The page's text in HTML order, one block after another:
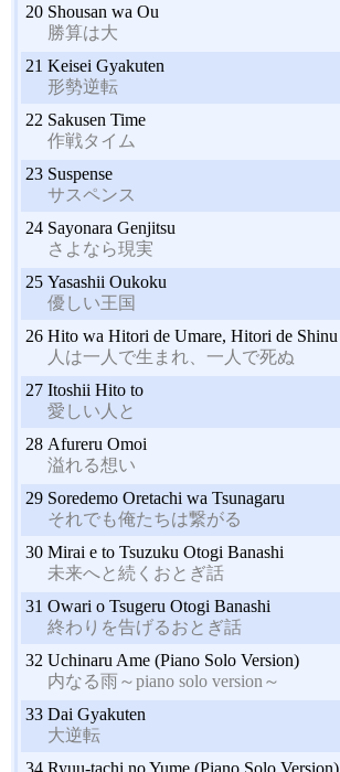
20 Shousan wa Ou
勝算は大
21 Keisei Gyakuten
形勢逆転
22 Sakusen Time
作戦タイム
23 Suspense
サスペンス
24 Sayonara Genjitsu
さよなら現実
25 Yasashii Oukoku
優しい王国
26 Hito wa Hitori de Umare, Hitori de Shinu
人は一人で生まれ、一人で死ぬ
27 Itoshii Hito to
愛しい人と
28 Afureru Omoi
溢れる想い
29 Soredemo Oretachi wa Tsunagaru
それでも俺たちは繋がる
30 Mirai e to Tsuzuku Otogi Banashi
未来へと続くおとぎ話
31 Owari o Tsugeru Otogi Banashi
終わりを告げるおとぎ話
32 Uchinaru Ame (Piano Solo Version)
内なる雨～piano solo version～
33 Dai Gyakuten
大逆転
34 Ryuu-tachi no Yume (Piano Solo Version)